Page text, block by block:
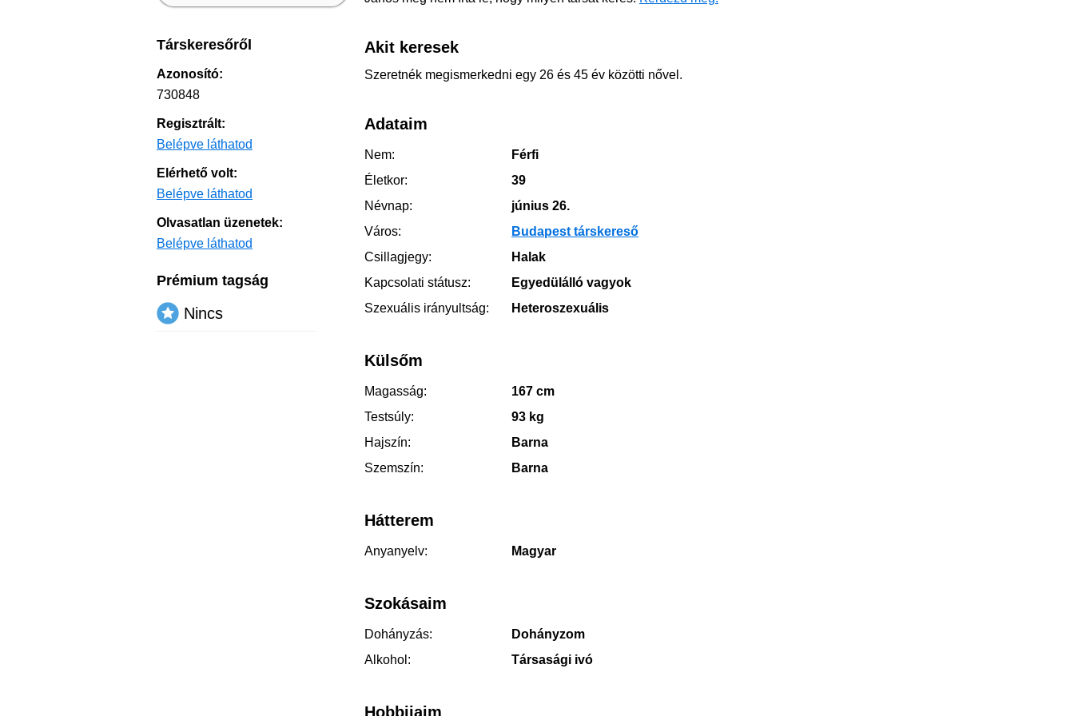
Akit keresek
Szeretnék megismerkedni egy 26 és 45 év közötti nővel.
Adataim
Nem:
Férfi
Életkor:
39
Névnap:
június 26.
Város:
Budapest társkereső
Csillagjegy:
Halak
Kapcsolati státusz:
Egyedülálló vagyok
Szexuális irányultság:
Heteroszexuális
Külsőm
Magasság:
167 cm
Testsúly:
93 kg
Hajszín:
Barna
Szemszín:
Barna
Hátterem
Anyanyelv: Magyar
Szokásaim
Dohányzás:
Dohányzom
Alkohol:
Társasági ivó
Hobbijaim
Társkeresőről
Azonosító:
730848
Regisztrált:
Belépve láthatod
Elérhető volt:
Belépve láthatod
Olvasatlan üzenetek:
Belépve láthatod
Prémium tagság
Nincs